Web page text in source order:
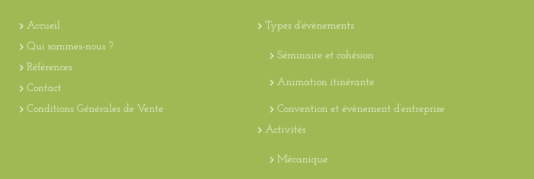
Accueil
Qui sommes-nous ?
Références
Contact
Conditions Générales de Vente
Types d’évènements
Séminaire et cohésion
Animation itinérante
Convention et évènement d’entreprise
Activités
Mécanique